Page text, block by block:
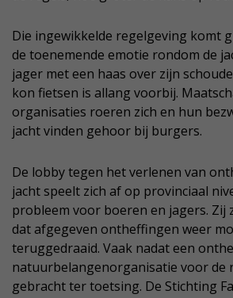
Die ingewikkelde regelgeving komt
de toenemende emotie rondom de
jager met een haas over zijn
kon fietsen is allang voorbij.
organisaties roeren zich en hun
jacht vinden gehoor bij burgers.
De lobby tegen het verlenen van
jacht speelt zich af op provinciaal
probleem voor boeren en jagers. Zij
dat afgegeven ontheffingen weer
teruggedraaid. Vaak nadat een
natuurbelangenorganisatie voor de
gebracht ter toetsing. De Stichting